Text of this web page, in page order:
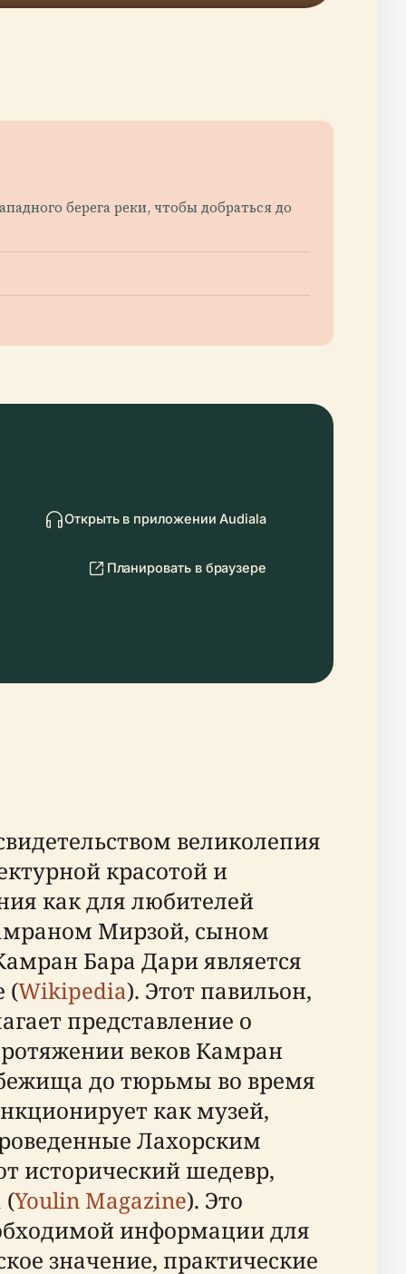
берега реки, чтобы добраться до
Открыть в приложении Audiala
Планировать в браузере
великолепия
красотой и
как для любителей
Мирзой, сыном
Бара Дари является
(Wikipedia). Этот павильон,
представление о
веков Камран
до тюрьмы во время
как музей,
Лахорским
исторический шедевр,
(Youlin Magazine). Это
информации для
значение, практические